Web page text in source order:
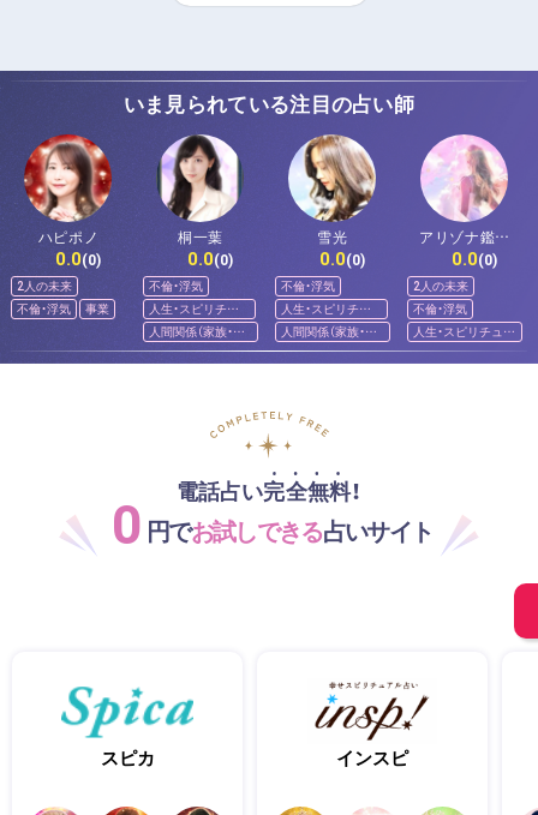
いま見られている注目の占い師
ハピポノ
0.0(0)
2人の未来
不倫・浮気
事業
桐一葉
0.0(0)
不倫・浮気
人生・スピリチュ
アル
人間関係（家族・友
人）
雪光
0.0(0)
不倫・浮気
人生・スピリチュ
アル
人間関係（家族・友
人）
アリゾナ鑑定
★Ayumi〜愛結
実
0.0(0)
2人の未来
不倫・浮気
人生・スピリチュア
ル
電話占い完全無料！
0 円でお試しできる占いサイト
スピカ インスピ